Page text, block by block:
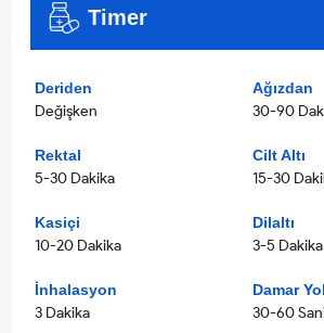
Timer
Deriden
Değişken
Ağızdan
30-90
Rektal
5-30 Dakika
Cilt Altı
15-30
Kasiçi
10-20 Dakika
Dilaltı
3-5 Dakika
İnhalasyon
3 Dakika
Damar
30-60